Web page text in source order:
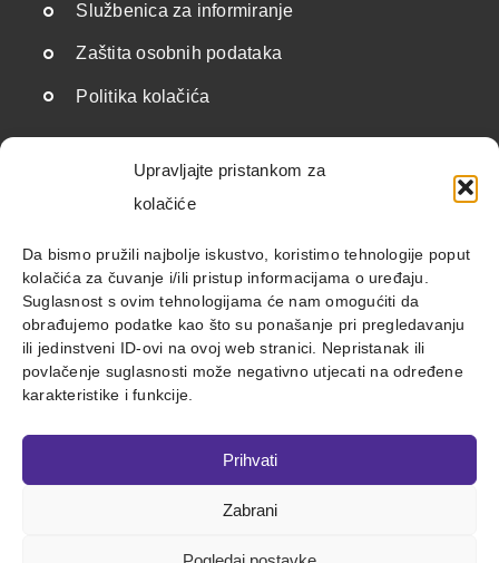
Upravljajte pristankom za
kolačiće
Da bismo pružili najbolje iskustvo, koristimo tehnologije poput
kolačića za čuvanje i/ili pristup informacijama o uređaju.
Suglasnost s ovim tehnologijama će nam omogućiti da
obrađujemo podatke kao što su ponašanje pri pregledavanju
ili jedinstveni ID-ovi na ovoj web stranici. Nepristanak ili
povlačenje suglasnosti može negativno utjecati na određene
karakteristike i funkcije.
Prihvati
Zabrani
Službenica za informiranje
Zaštita osobnih podataka
Politika kolačića
Korisne poveznice
Državne institucije i javnopravna tijela
Savezi i udruge
Međunarodne organizacije
Ostalo
© 2023 Pravobranitelj za osobe s invaliditetom |